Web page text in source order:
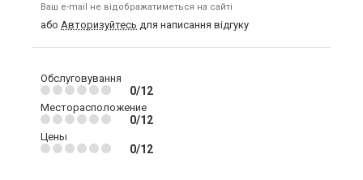
Ваш e-mail не відображатиметься на сайті
або Авторизуйтесь для написання відгуку
Обслуговування
0/12
Месторасположение
0/12
Цены
0/12